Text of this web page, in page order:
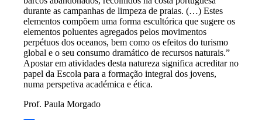
durante as campanhas de limpeza de praias. (…) Estes
elementos compõem uma forma escultórica que sugere os
elementos poluentes agregados pelos movimentos
perpétuos dos oceanos, bem como os efeitos do turismo
global e o seu consumo dramático de recursos naturais.”
Apostar em atividades desta natureza significa acreditar no
papel da Escola para a formação integral dos jovens,
numa perspetiva académica e ética.
Prof. Paula Morgado